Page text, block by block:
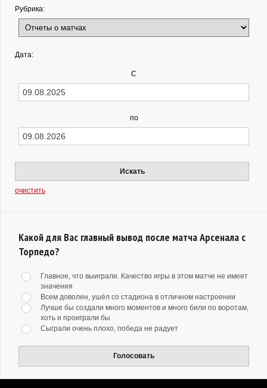
Рубрика:
Дата:
С
по
Искать
очистить
Какой для Вас главный вывод после матча Арсенала с
Торпедо?
Главное, что выиграли. Качество игры в этом матче не имеет
значения
Всем доволен, ушёл со стадиона в отличном настроении
Лучше бы создали много моментов и много били по воротам,
хоть и проиграли бы
Сыграли очень плохо, победа не радует
Голосовать